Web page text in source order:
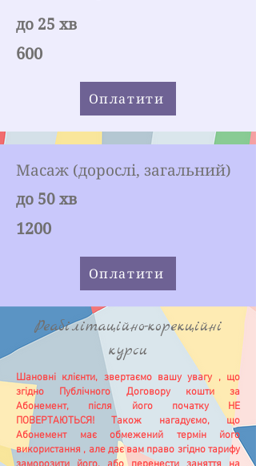
до 25 хв
600
Оплатити
Масаж (дорослі, загальний)
до 50 хв
1200
Оплатити
Реабілітаційно-корекційні
курси
Шановні клієнти, звертаємо вашу увагу , що
згідно Публічного Договору кошти за
Абонемент, після його початку НЕ
ПОВЕРТАЮТЬСЯ! Також нагадуємо, що
Абонемент має обмежений термін його
використання , але дає вам право згідно тарифу